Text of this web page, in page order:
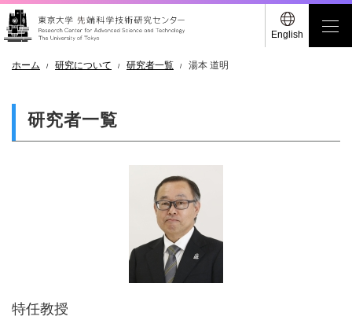
English
ホーム 研究について 研究者一覧 湯本 道明
研究者一覧
特任教授